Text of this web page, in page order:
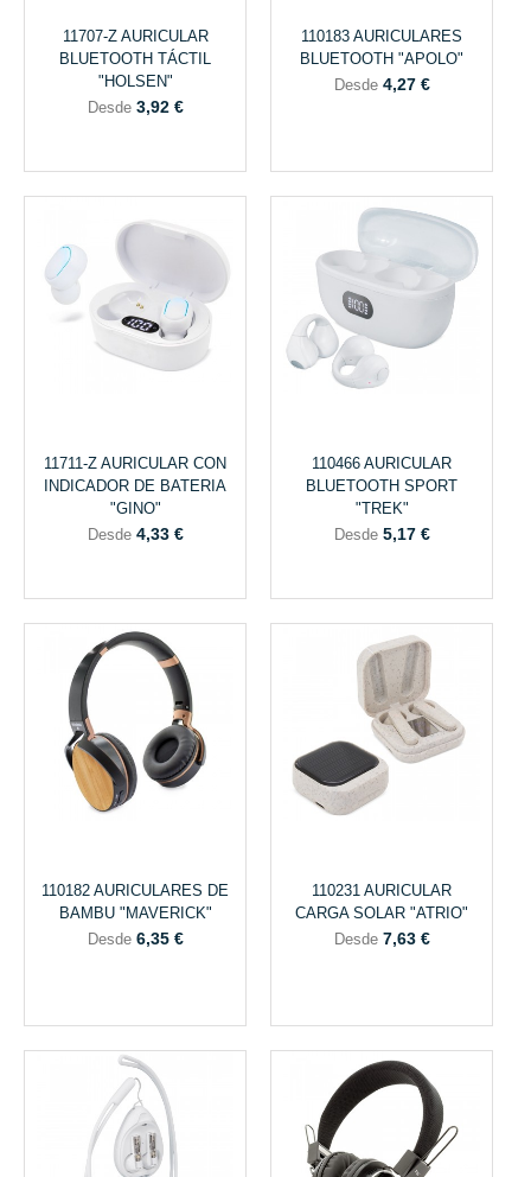
11707-Z AURICULAR
BLUETOOTH TÁCTIL
"HOLSEN"
Desde 3,92 €
110183 AURICULARES
BLUETOOTH "APOLO"
Desde 4,27 €
11711-Z AURICULAR CON
INDICADOR DE BATERIA
"GINO"
Desde 4,33 €
110466 AURICULAR
BLUETOOTH SPORT
"TREK"
Desde 5,17 €
110182 AURICULARES DE
BAMBU "MAVERICK"
Desde 6,35 €
110231 AURICULAR
CARGA SOLAR "ATRIO"
Desde 7,63 €